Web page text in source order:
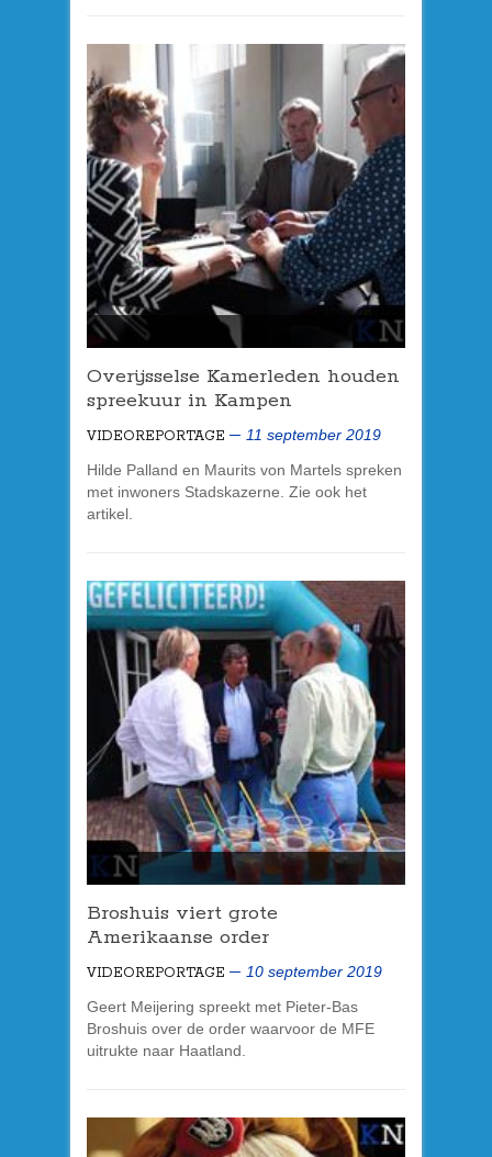
Overijsselse Kamerleden houden
spreekuur in Kampen
VIDEOREPORTAGE
11 september 2019
Hilde Palland en Maurits von Martels spreken
met inwoners Stadskazerne. Zie ook het
artikel.
Broshuis viert grote
Amerikaanse order
VIDEOREPORTAGE
10 september 2019
Geert Meijering spreekt met Pieter-Bas
Broshuis over de order waarvoor de MFE
uitrukte naar Haatland.